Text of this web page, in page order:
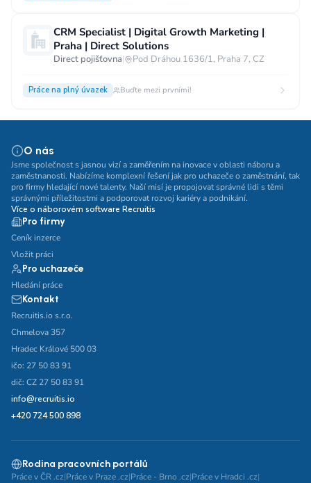
CRM Specialist | Digital Growth Marketing |
Praha | Direct Solutions
Direct pojišťovna| Pod Dráhou 1636/1, Praha 7, CZ
Práce na plný úvazek Buďte mezi prvními!
O nás
Jsme společnost s jasnou vizí a zaměřením na inovace v oblasti náboru a
zaměstnanosti. Nabízíme komplexní řešení jak pro uchazeče o zaměstnání, tak
pro firmy hledající nové talenty. Naší misí je propojovat správné lidi s těmi
správnými příležitostmi a podporovat rozvoj kariéry a podnikání.
Více o náborovém software Recruitis
Pro firmy
Ceník inzerce
Vložit práci
Pro uchazeče
Hledání práce
Kontakt
Recruitis.io s.r.o.
Chmelova 357
Hradec Králové 500 03
ičo: 27 50 83 91
dič: CZ 27 50 83 91
info@recruitis.io
+420 724 500 898
Rodina pracovních portálů
Práce v ČR .cz|Práce v Praze .cz|Práce - Brno .cz|Práce v Hradci .cz|